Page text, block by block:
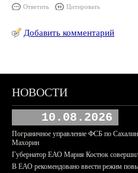
Ответить Цитировать
Добавить комментарий
НОВОСТИ
10.08.2026
Пограничное управление ФСБ по
Махорин
Губернатор ЕАО Мария Костюк
В ЕАО рекомендовано ввести режим